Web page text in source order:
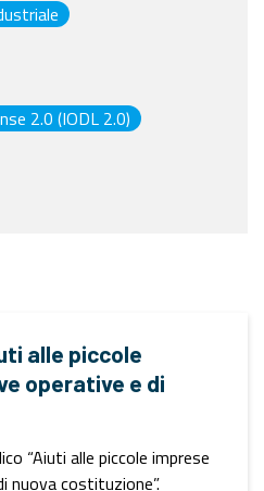
2.0 (IODL 2.0)
alle piccole
operative e di
“Aiuti alle piccole imprese
nuova costituzione”.